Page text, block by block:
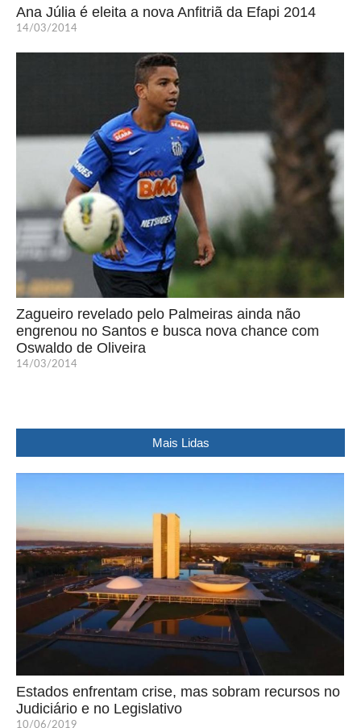
Ana Júlia é eleita a nova Anfitriã da Efapi 2014
14/03/2014
Zagueiro revelado pelo Palmeiras ainda não
engrenou no Santos e busca nova chance com
Oswaldo de Oliveira
14/03/2014
Mais Lidas
Estados enfrentam crise, mas sobram recursos no
Judiciário e no Legislativo
10/06/2019